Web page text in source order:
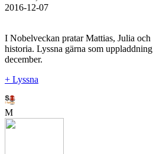
2016-12-07
I Nobelveckan pratar Mattias, Julia
historia. Lyssna gärna som
december.
+ Lyssna
M